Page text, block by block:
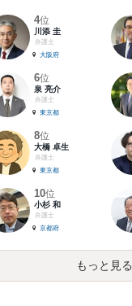
4位
川添 圭
弁護士
大阪府
6位
泉 亮介
弁護士
東京都
8位
大橋 卓生
弁護士
東京都
10位
小杉 和
弁護士
京都府
もっと見る